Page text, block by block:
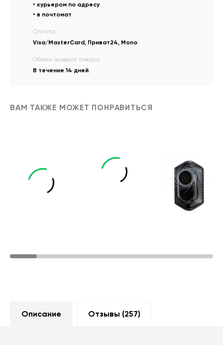
• курьером по адресу
• в почтомат
Оплата:
Visa/MasterCard, Приват24, Mono
Обмен/возврат товара:
В течение 14 дней
ВАМ ТАКЖЕ МОЖЕТ ПОНРАВИТЬСЯ
Описание Отзывы (257)